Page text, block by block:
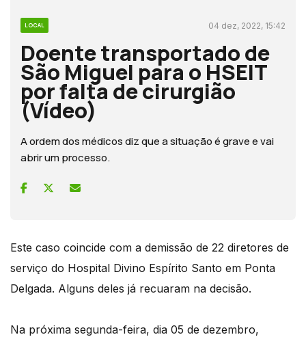
LOCAL 04 dez, 2022, 15:42
Doente transportado de
São Miguel para o HSEIT
por falta de cirurgião
(Vídeo)
A ordem dos médicos diz que a situação é grave e vai
abrir um processo.
Este caso coincide com a demissão de 22 diretores de
serviço do Hospital Divino Espírito Santo em Ponta
Delgada. Alguns deles já recuaram na decisão.
Na próxima segunda-feira, dia 05 de dezembro,